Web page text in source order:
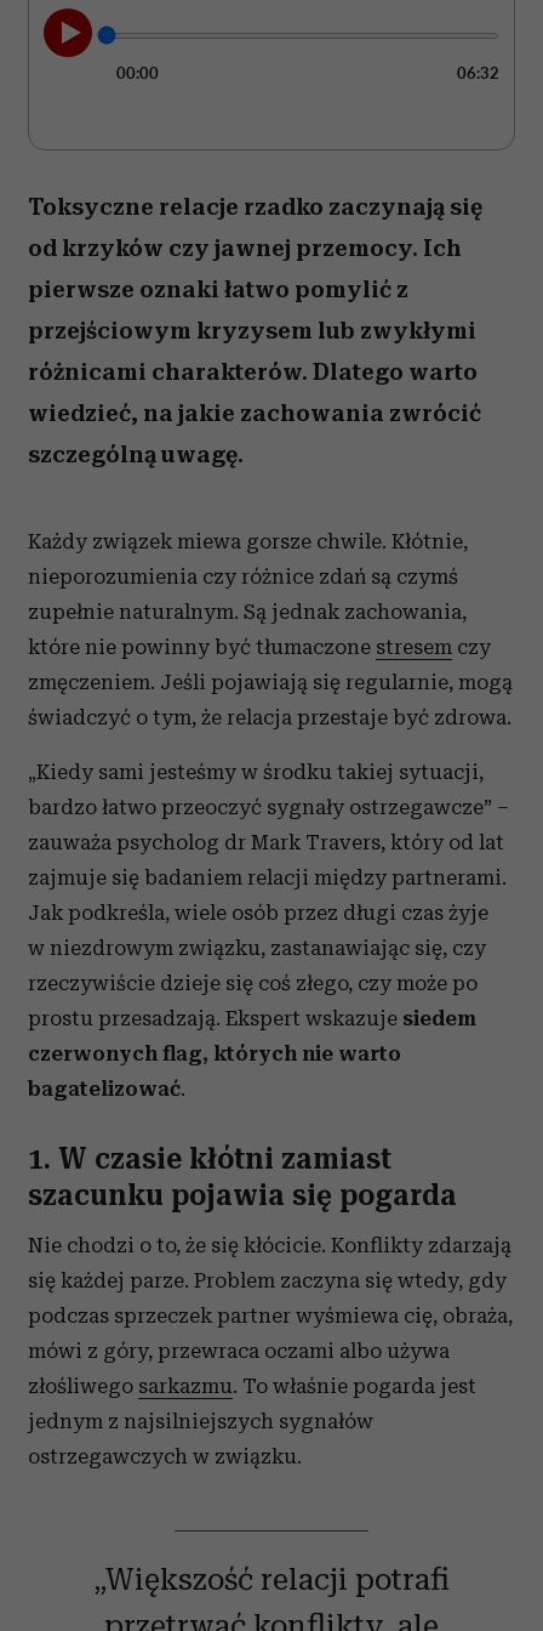
00:00 06:32
Toksyczne relacje rzadko zaczynają się
od krzyków czy jawnej przemocy. Ich
pierwsze oznaki łatwo pomylić z
przejściowym kryzysem lub zwykłymi
różnicami charakterów. Dlatego warto
wiedzieć, na jakie zachowania zwrócić
szczególną uwagę.
Każdy związek miewa gorsze chwile. Kłótnie,
nieporozumienia czy różnice zdań są czymś
zupełnie naturalnym. Są jednak zachowania,
które nie powinny być tłumaczone stresem czy
zmęczeniem. Jeśli pojawiają się regularnie, mogą
świadczyć o tym, że relacja przestaje być zdrowa.
„Kiedy sami jesteśmy w środku takiej sytuacji,
bardzo łatwo przeoczyć sygnały ostrzegawcze” –
zauważa psycholog dr Mark Travers, który od lat
zajmuje się badaniem relacji między partnerami.
Jak podkreśla, wiele osób przez długi czas żyje
w niezdrowym związku, zastanawiając się, czy
rzeczywiście dzieje się coś złego, czy może po
prostu przesadzają. Ekspert wskazuje siedem
czerwonych flag, których nie warto
bagatelizować.
1. W czasie kłótni zamiast
szacunku pojawia się pogarda
Nie chodzi o to, że się kłócicie. Konflikty zdarzają
się każdej parze. Problem zaczyna się wtedy, gdy
podczas sprzeczek partner wyśmiewa cię, obraża,
mówi z góry, przewraca oczami albo używa
złośliwego sarkazmu. To właśnie pogarda jest
jednym z najsilniejszych sygnałów
ostrzegawczych w związku.
„Większość relacji potrafi